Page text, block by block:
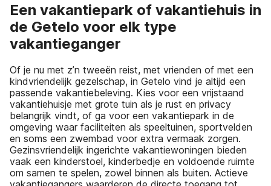
Een vakantiepark of vakantiehuis in
de Getelo voor elk type
vakantieganger
Of je nu met z’n tweeën reist, met vrienden of met een
kindvriendelijk gezelschap, in Getelo vind je altijd een
passende vakantiebeleving. Kies voor een vrijstaand
vakantiehuisje met grote tuin als je rust en privacy
belangrijk vindt, of ga voor een vakantiepark in de
omgeving waar faciliteiten als speeltuinen, sportvelden
en soms een zwembad voor extra vermaak zorgen.
Gezinsvriendelijk ingerichte vakantiewoningen bieden
vaak een kinderstoel, kinderbedje en voldoende ruimte
om samen te spelen, zowel binnen als buiten. Actieve